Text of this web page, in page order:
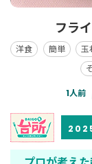
フラ
洋食 簡単 玉